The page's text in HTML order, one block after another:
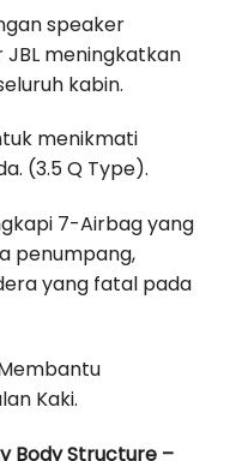
speaker
JBL meningkatkan
kabin.
menikmati
(3.5 Q Type).
7-Airbag yang
penumpang,
yang fatal pada
Kaki.
Body Structure –